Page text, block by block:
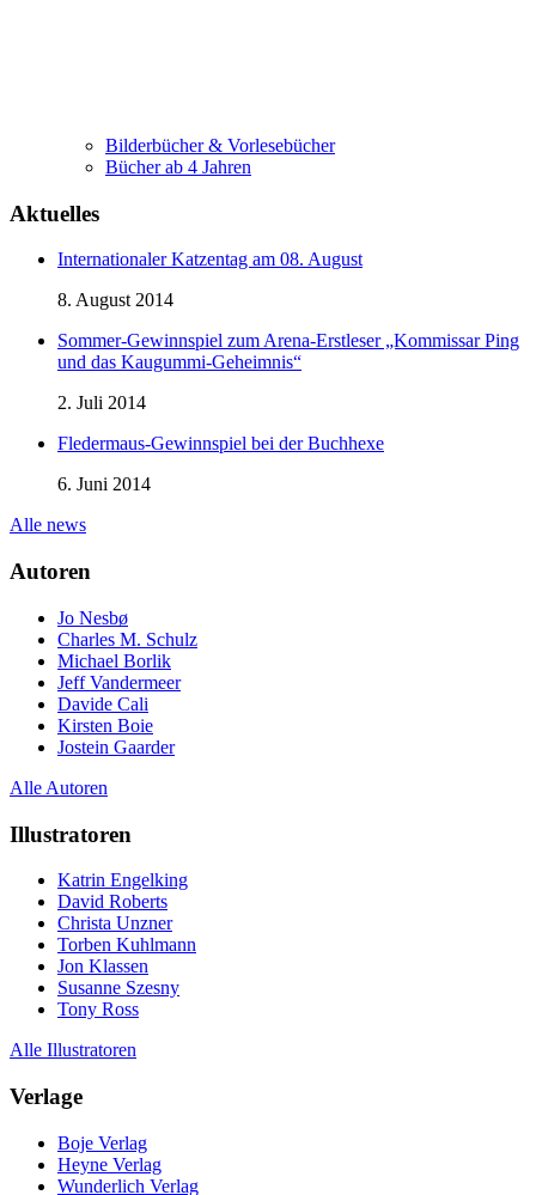
Bilderbücher & Vorlesebücher
Bücher ab 4 Jahren
Aktuelles
Internationaler Katzentag am 08. August
8. August 2014
Sommer-Gewinnspiel zum Arena-Erstleser „Kommissar Ping
und das Kaugummi-Geheimnis“
2. Juli 2014
Fledermaus-Gewinnspiel bei der Buchhexe
6. Juni 2014
Alle news
Autoren
Jo Nesbø
Charles M. Schulz
Michael Borlik
Jeff Vandermeer
Davide Cali
Kirsten Boie
Jostein Gaarder
Alle Autoren
Illustratoren
Katrin Engelking
David Roberts
Christa Unzner
Torben Kuhlmann
Jon Klassen
Susanne Szesny
Tony Ross
Alle Illustratoren
Verlage
Boje Verlag
Heyne Verlag
Wunderlich Verlag